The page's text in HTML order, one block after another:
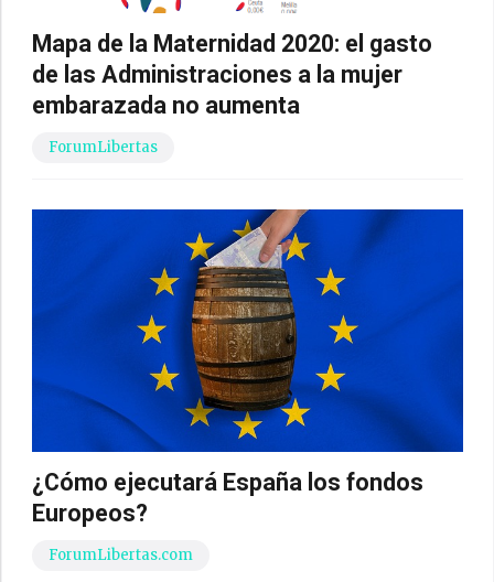
Mapa de la Maternidad 2020: el gasto
de las Administraciones a la mujer
embarazada no aumenta
ForumLibertas
¿Cómo ejecutará España los fondos
Europeos?
ForumLibertas.com